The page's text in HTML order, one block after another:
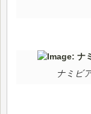
ナミビ